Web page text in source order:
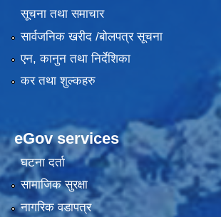
सूचना तथा समाचार
सार्वजनिक खरीद /बोलपत्र सूचना
एन, कानुन तथा निर्देशिका
कर तथा शुल्कहरु
eGov services
घटना दर्ता
सामाजिक सुरक्षा
नागरिक वडापत्र